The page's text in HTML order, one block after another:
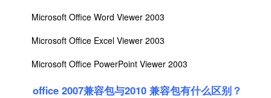
Microsoft Office Word Viewer 2003
Microsoft Office Excel Viewer 2003
Microsoft Office PowerPoint Viewer 2003
office 2007兼容包与2010 兼容包有什么区别？